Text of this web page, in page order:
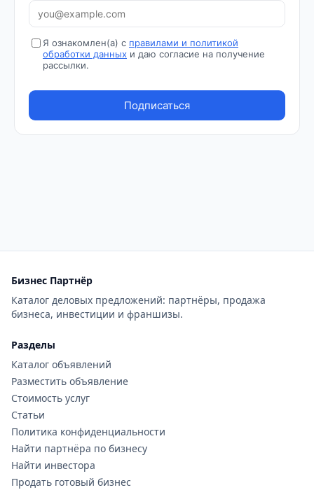
Бизнес Партнёр
Каталог деловых предложений: партнёры, продажа
бизнеса, инвестиции и франшизы.
Разделы
Каталог объявлений
Разместить объявление
Стоимость услуг
Статьи
Политика конфиденциальности
Найти партнёра по бизнесу
Найти инвестора
Продать готовый бизнес